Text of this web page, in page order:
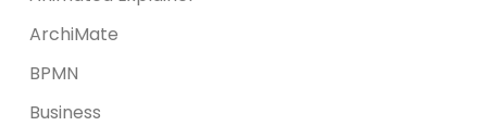
ArchiMate
BPMN
Business